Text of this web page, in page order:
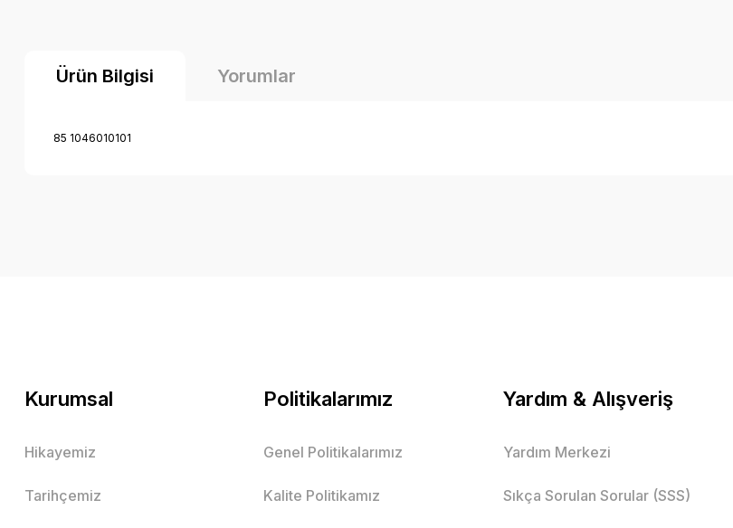
Ürün Bilgisi Yorumlar
85 1046010101
Kurumsal
Hikayemiz
Tarihçemiz
Politikalarımız
Genel Politikalarımız
Kalite Politikamız
Yardım & Alışveriş
Yardım Merkezi
Sıkça Sorulan Sorular (SSS)